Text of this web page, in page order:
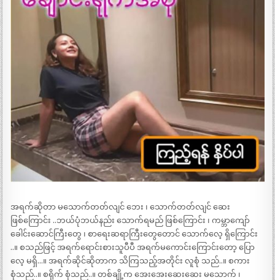
အရက်ဆိုတာ မသောက်တတ်လျင် ဘေး ၊ သောက်တတ်လျင် ဆေး
ဖြစ်ကြောင်း ..ဘယ်ပုံဘယ်နည်း သောက်ရမည် ဖြစ်ကြောင်း ၊ ကမ္ဘာကျော်
ခေါင်းဆောင်ကြီးတွေ ၊ စာရေးဆရာကြီးတွေတောင် သောက်လေ့ ရှိကြောင်း
..။ စသည်ဖြင့် အရက်ရောင်းစားသူပီပီ အရက်မကောင်းကြောင်းတော့ ပြော
လေ့ မရှိ…။ အရက်ဆိုင်ဆိုတာက သိကြသည့်အတိုင်း လူစုံ သည်..။ စကား
စုံသည်..။ စရိုက် စုံသည်..။ တစ်ချို့က အေးအေးဆေးဆေး မသောက် ၊